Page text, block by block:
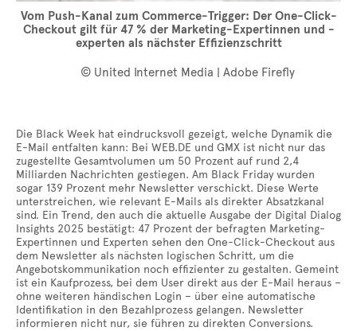
Vom Push-Kanal zum Commerce-Trigger: Der One-Click-
Checkout gilt für 47 % der Marketing-Expertinnen und -
experten als nächster Effizienzschritt
© United Internet Media | Adobe Firefly
Die Black Week hat eindrucksvoll gezeigt, welche Dynamik die
E-Mail entfalten kann: Bei WEB.DE und GMX ist nicht nur das
zugestellte Gesamtvolumen um 50 Prozent auf rund 2,4
Milliarden Nachrichten gestiegen. Am Black Friday wurden
sogar 139 Prozent mehr Newsletter verschickt. Diese Werte
unterstreichen, wie relevant E-Mails als direkter Absatzkanal
sind. Ein Trend, den auch die aktuelle Ausgabe der Digital Dialog
Insights 2025 bestätigt: 47 Prozent der befragten Marketing-
Expertinnen und Experten sehen den One-Click-Checkout aus
dem Newsletter als nächsten logischen Schritt, um die
Angebotskommunikation noch effizienter zu gestalten. Gemeint
ist ein Kaufprozess, bei dem User direkt aus der E-Mail heraus –
ohne weiteren händischen Login – über eine automatische
Identifikation in den Bezahlprozess gelangen. Newsletter
informieren nicht nur, sie führen zu direkten Conversions.